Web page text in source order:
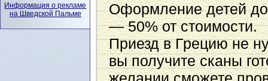
Оформление детей
— 50% от стоимости.
Приезд в Грецию не
вы получите сканы
Информация о рекламе
на Шведской Пальме